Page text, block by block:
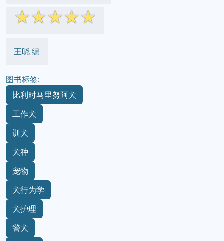
☆☆☆☆☆
王晓 编
图书标签:
比利时马里努阿犬
工作犬
训犬
犬种
宠物
犬行为学
犬护理
警犬